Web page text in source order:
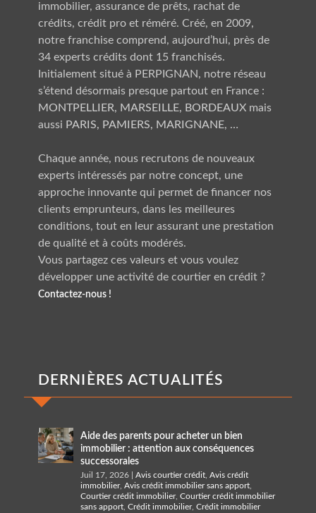
immobilier, assurance de prêts, rachat de
crédits, crédit pro et réméré. Créé, en 2009,
notre franchise comprend, aujourd’hui, près de
34 experts crédits dont 15 franchisés.
Initialement situé à PERPIGNAN, notre réseau
s’étend désormais presque partout en France :
MONTPELLIER, MARSEILLE, BORDEAUXmais
aussi PARIS, PAMIERS, MARIGNANE, …
Chaque année, nous recrutons de nouveaux
experts intéressés par notre concept, une
approche innovante qui permet de financer nos
clients emprunteurs, dans les meilleures
conditions, tout en leur assurant une prestation
de qualité et à coûts modérés.
Vous partagez ces valeurs et vous voulez
développer une activité de courtier en crédit ?
Contactez-nous !
DERNIÈRES ACTUALITÉS
Aide des parents pour acheter un bien
immobilier : attention aux conséquences
successorales
Juil 17, 2026| Avis courtier crédit, Avis crédit
immobilier, Avis crédit immobilier sans apport,
Courtier crédit immobilier, Courtier crédit immobilier
sans apport, Crédit immobilier, Crédit immobilier